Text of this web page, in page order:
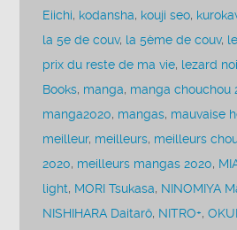
Eiichi, kodansha, kouji seo,
la 5e de couv, la 5ème de couv,
prix du reste de ma vie, lezard
Books, manga, manga chouchou
manga2020, mangas, mauvaise
meilleur, meilleurs, meilleurs
2020, meilleurs mangas 2020,
light, MORI Tsukasa, NINOMIYA
NISHIHARA Daitarô, NITRO+,